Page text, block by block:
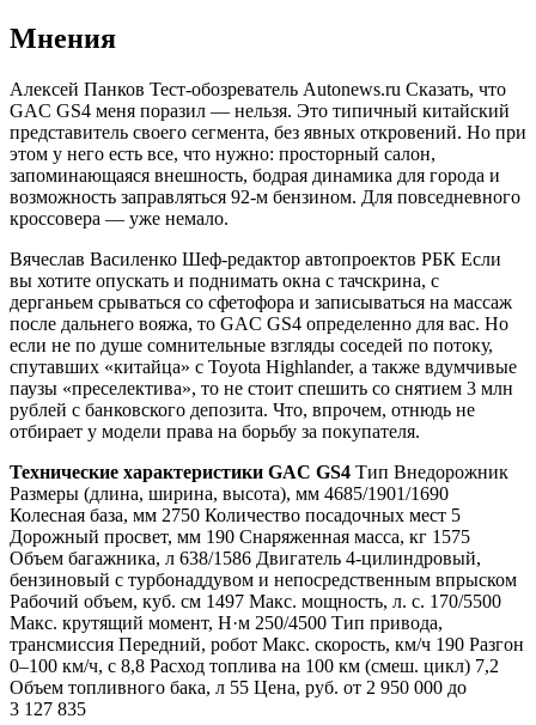
Мнения
Алексей Панков Тест-обозреватель Autonews.ru Сказать, что
GAC GS4 меня поразил — нельзя. Это типичный китайский
представитель своего сегмента, без явных откровений. Но при
этом у него есть все, что нужно: просторный салон,
запоминающаяся внешность, бодрая динамика для города и
возможность заправляться 92-м бензином. Для повседневного
кроссовера — уже немало.
Вячеслав Василенко Шеф-редактор автопроектов РБК Если
вы хотите опускать и поднимать окна с тачскрина, с
дерганьем срываться со сфетофора и записываться на массаж
после дальнего вояжа, то GAC GS4 определенно для вас. Но
если не по душе сомнительные взгляды соседей по потоку,
спутавших «китайца» с Toyota Highlander, а также вдумчивые
паузы «преселектива», то не стоит спешить со снятием 3 млн
рублей с банковского депозита. Что, впрочем, отнюдь не
отбирает у модели права на борьбу за покупателя.
Технические характеристики GAC GS4 Тип Внедорожник
Размеры (длина, ширина, высота), мм 4685/1901/1690
Колесная база, мм 2750 Количество посадочных мест 5
Дорожный просвет, мм 190 Снаряженная масса, кг 1575
Объем багажника, л 638/1586 Двигатель 4-цилиндровый,
бензиновый с турбонаддувом и непосредственным впрыском
Рабочий объем, куб. см 1497 Макс. мощность, л. с. 170/5500
Макс. крутящий момент, Н·м 250/4500 Тип привода,
трансмиссия Передний, робот Макс. скорость, км/ч 190 Разгон
0–100 км/ч, с 8,8 Расход топлива на 100 км (смеш. цикл) 7,2
Объем топливного бака, л 55 Цена, руб. от 2 950 000 до
3 127 835